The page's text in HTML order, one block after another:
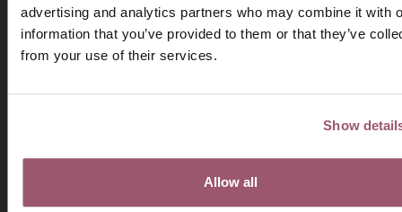
advertising and analytics partners who may combine it with
information that you’ve provided to them or that they’ve
from your use of their services.
Show
Allow all
På uppdrag av regeringen arbetar